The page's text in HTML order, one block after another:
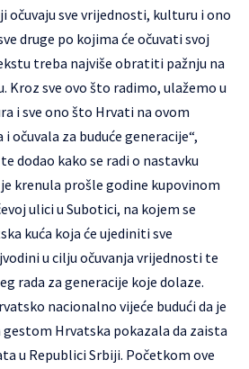
očuvaju sve vrijednosti, kulturu i ono
druge po kojima će očuvati svoj
treba najviše obratiti pažnju na
Kroz sve ovo što radimo, ulažemo u
i sve ono što Hrvati na ovom
očuvala za buduće generacije“,
dodao kako se radi o nastavku
krenula prošle godine kupovinom
ulici u Subotici, na kojem se
kuća koja će ujediniti sve
u cilju očuvanja vrijednosti te
rada za generacije koje dolaze.
nacionalno vijeće budući da je
Hrvatska pokazala da zaista
u Republici Srbiji. Početkom ove